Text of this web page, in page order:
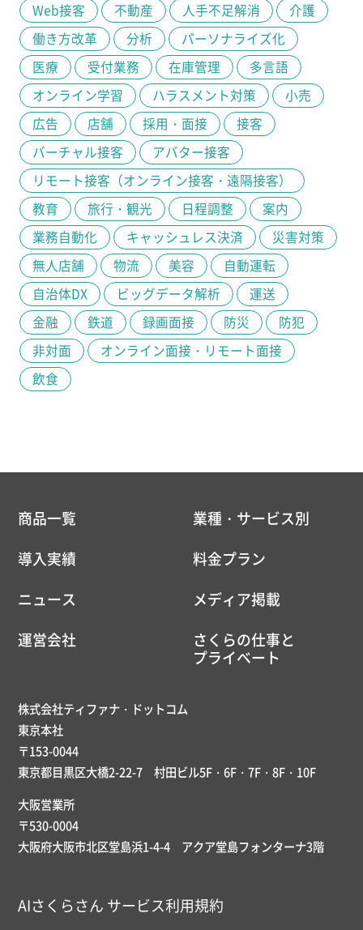
Web接客
不動産 人手不足解消
介護
働き方改革
分析
パーソナライズ化
医療
受付業務 在庫管理
多言語
オンライン学習
ハラスメント対策
小売
広告
店舗 採用・面接
接客
バーチャル接客
アバター接客
リモート接客（オンライン接客・遠隔接客）
教育
旅行・観光 日程調整
案内
業務自動化
キャッシュレス決済
災害対策
無人店舗
物流 美容
自動運転
自治体DX
ビッグデータ解析
運送
金融
鉄道 録画面接 防災
防犯
非対面
オンライン面接・リモート面接
飲食
商品一覧
業種・サービス別
導入実績
料金プラン
ニュース
メディア掲載
運営会社
さくらの仕事と
プライベート
株式会社ティファナ・ドットコム
東京本社
〒153-0044
東京都目黒区大橋2-22-7 村田ビル5F・6F・7F・8F・10F
大阪営業所
〒530-0004
大阪府大阪市北区堂島浜1-4-4 アクア堂島フォンターナ3階
AIさくらさん サービス利用規約